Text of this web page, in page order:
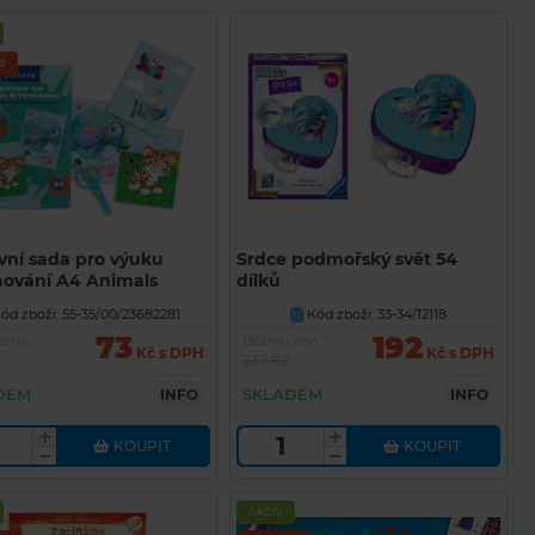
sada pro výuku
A4 Animals
zboží: 55-35/00/23682281
73Kč s DPH
INFO
KOUPIT
Srdce podmořský svět 54
dílků
U Kód zboží: 33-34/12118
192 Kč s DPH
SKLADEM INFO
KOUPIT
Akční